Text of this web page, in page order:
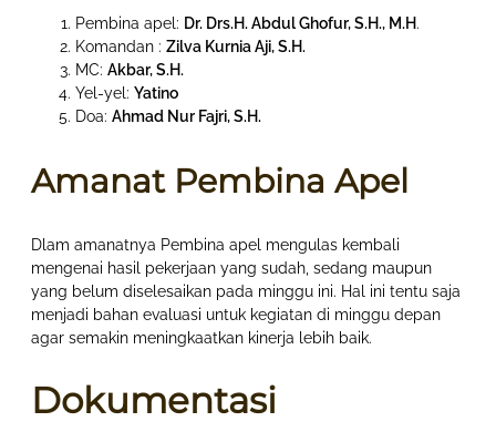
Pembina apel: Dr. Drs.H. Abdul Ghofur, S.H., M.H.
Komandan : Zilva Kurnia Aji, S.H.
MC: Akbar, S.H.
Yel-yel: Yatino
Doa: Ahmad Nur Fajri, S.H.
Amanat Pembina Apel
Dlam amanatnya Pembina apel mengulas kembali
mengenai hasil pekerjaan yang sudah, sedang maupun
yang belum diselesaikan pada minggu ini. Hal ini tentu saja
menjadi bahan evaluasi untuk kegiatan di minggu depan
agar semakin meningkaatkan kinerja lebih baik.
Dokumentasi